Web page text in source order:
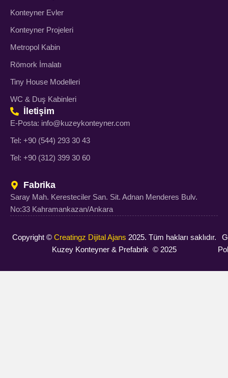
Konteyner Evler
Konteyner Projeleri
Metropol Kabin
Römork İmalatı
Tiny House Modelleri
WC & Duş Kabinleri
İletişim
E-Posta: info@kuzeykonteyner.com
Tel: +90 (544) 293 30 43
Tel: +90 (312) 399 30 60
Fabrika
Saray Mah. Keresteciler San. Sit. Adnan Menderes Bulv.
No:33 Kahramankazan/Ankara
Copyright © Creatingz Dijital Ajans 2025. Tüm hakları saklıdır.
Kuzey Konteyner & Prefabrik © 2025